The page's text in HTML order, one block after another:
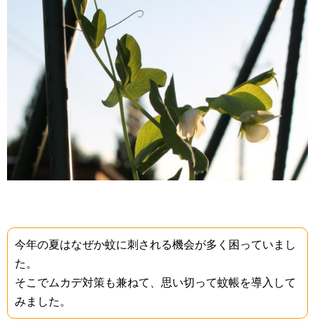
今年の夏はなぜか蚊に刺される機会が多く困っていまし
た。
そこでムカデ対策も兼ねて、思い切って蚊帳を導入して
みました。